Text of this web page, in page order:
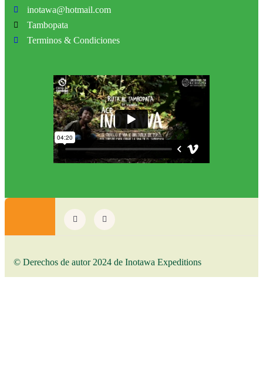
inotawa@hotmail.com
Tambopata
Terminos & Condiciones
© Derechos de autor 2024 de Inotawa Expeditions